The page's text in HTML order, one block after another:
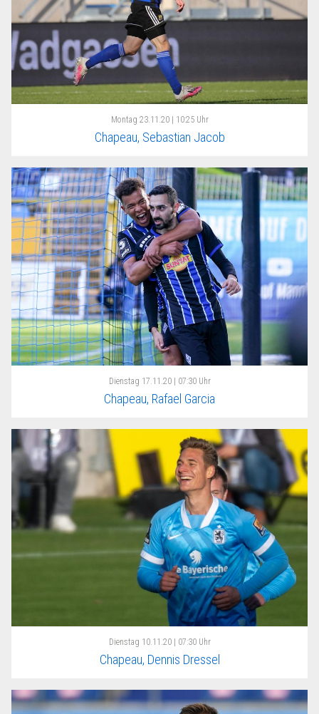
Montag 23.11.20 | 10:25 Uhr
Chapeau, Sebastian Jacob
Dienstag 17.11.20 | 07:30 Uhr
Chapeau, Rafael Garcia
Dienstag 10.11.20 | 07:30 Uhr
Chapeau, Dennis Dressel